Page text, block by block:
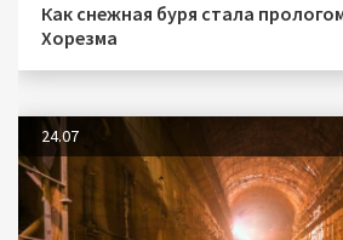
Как снежная буря стала
Хорезма
24.07